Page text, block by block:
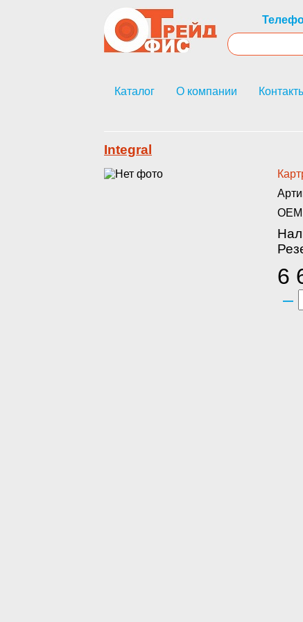
Каталог О компании
Integral
6
–